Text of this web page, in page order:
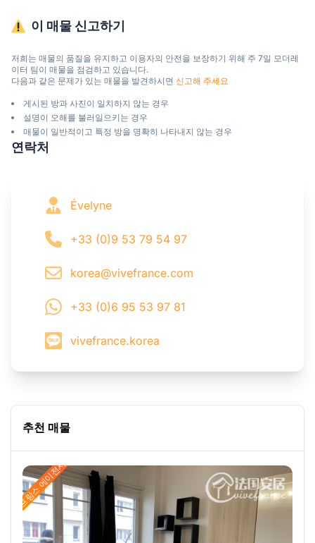
이 매물 신고하기
저희는 매물의 품질을 유지하고 이용자의 안전을 보장하기 위해 주 7일 모더레
이터 팀이 매물을 점검하고 있습니다.
다음과 같은 문제가 있는 매물을 발견하시면 신고해 주세요
게시된 방과 사진이 일치하지 않는 경우
설명이 오해를 불러일으키는 경우
매물이 일반적이고 특정 방을 명확히 나타내지 않는 경우
연락처
Évelyne
+33 (0)9 53 79 54 97
korea@vivefrance.com
+33 (0)6 95 53 97 81
vivefrance.korea
추천 매물
프랑스 에이전시